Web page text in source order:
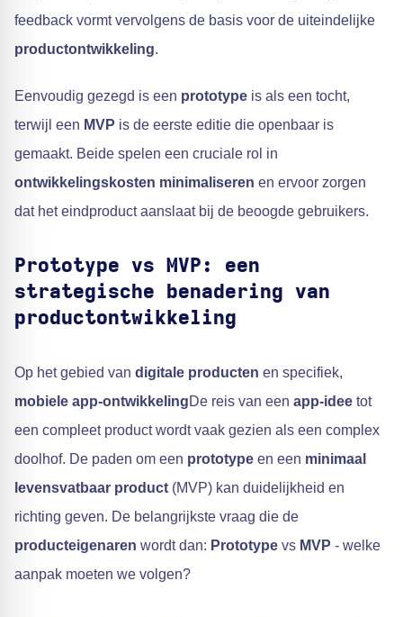
feedback vormt vervolgens de basis voor de uiteindelijke
productontwikkeling.
Eenvoudig gezegd is een prototype is als een tocht,
terwijl een MVP is de eerste editie die openbaar is
gemaakt. Beide spelen een cruciale rol in
ontwikkelingskosten minimaliseren en ervoor zorgen
dat het eindproduct aanslaat bij de beoogde gebruikers.
Prototype vs MVP: een
strategische benadering van
productontwikkeling
Op het gebied van digitale producten en specifiek,
mobiele app-ontwikkelingDe reis van een app-idee tot
een compleet product wordt vaak gezien als een complex
doolhof. De paden om een prototype en een minimaal
levensvatbaar product (MVP) kan duidelijkheid en
richting geven. De belangrijkste vraag die de
producteigenaren wordt dan: Prototype vs MVP - welke
aanpak moeten we volgen?